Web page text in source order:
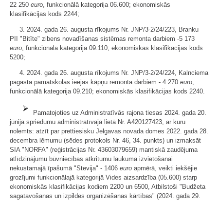
22 250 euro , funkcionālā kategorija 06.600; ekonomiskās
klasifikācijas kods 2244;
3. 2024. gada 26. augusta rīkojums Nr. JNP/3-2/24/223, Branku
PII "Bitīte" zibens novadīšanas sistēmas remonta darbiem -5 173
euro , funkcionālā kategorija 09.110; ekonomiskās klasifikācijas kods
5200;
4. 2024. gada 26. augusta rīkojums Nr. JNP/3-2/24/224, Kalnciema
pagasta pamatskolas ieejas kāpņu remonta darbiem - 4 270 euro
funkcionālā kategorija 09.210; ekonomiskās klasifikācijas kods 2240.
Pamatojoties uz Administratīvās rajona tiesas 2024. gada 20.
jūnija spriedumu administratīvajā lietā Nr. A420127423, ar kuru
nolemts: atzīt par prettiesisku Jelgavas novada domes 2022. gada 28.
decembra lēmumu (sēdes protokols Nr. 46, 34. punkts) un izmaksāt
SIA "NORFA" (reģistrācijas Nr. 43603079659) mantiskā zaudējuma
atlīdzinājumu būvniecības atkritumu laukuma izvietošanai
nekustamajā īpašumā "Stevija" - 1406 euro apmērā, veikti iekšējie
grozījumi funkcionālajā kategorijā Vides aizsardzība (05.600) starp
ekonomiskās klasifikācijas kodiem 2200 un 6500, Atbilstoši "Budžeta
sagatavošanas un izpildes organizēšanas kārtības" (2024. gada 29.